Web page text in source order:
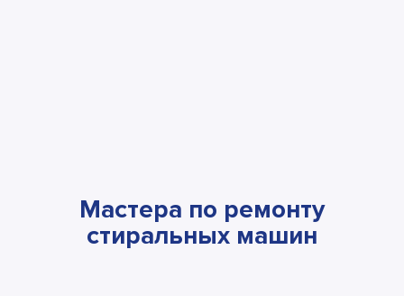
Мастера по ремонту
стиральных машин